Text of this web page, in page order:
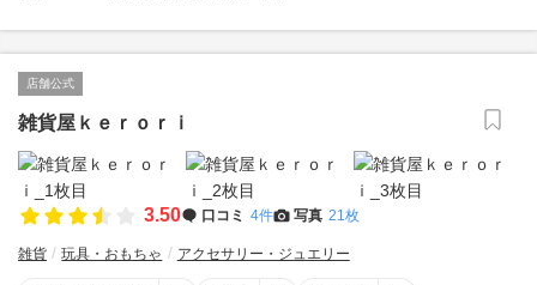
店舗公式
雑貨屋ｋｅｒｏｒｉ
3.50 口コミ 4件 写真 21枚
雑貨 玩具・おもちゃ アクセサリー・ジュエリー